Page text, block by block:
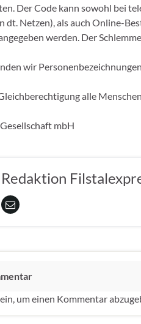
Der Code kann sowohl bei
dt. Netzen), als auch Online-
werden. Der
wir
alle
mbH
Redaktion
um einen Kommentar